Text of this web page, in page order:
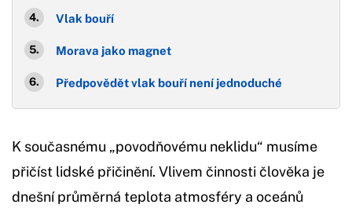
Vlak bouří
Morava jako magnet
Předpovědět vlak bouří není jednoduché
K současnému „povodňovému neklidu“ musíme
přičíst lidské přičinění. Vlivem činnosti člověka je
dnešní průměrná teplota atmosféry a oceánů